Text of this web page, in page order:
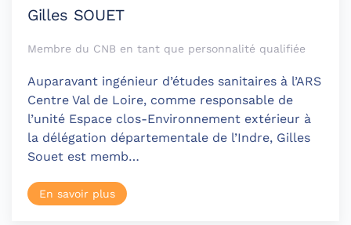
Gilles SOUET
Membre du CNB en tant que personnalité qualifiée
Auparavant ingénieur d’études sanitaires à l’ARS
Centre Val de Loire, comme responsable de
l’unité Espace clos-Environnement extérieur à
la délégation départementale de l’Indre, Gilles
Souet est memb…
En savoir plus